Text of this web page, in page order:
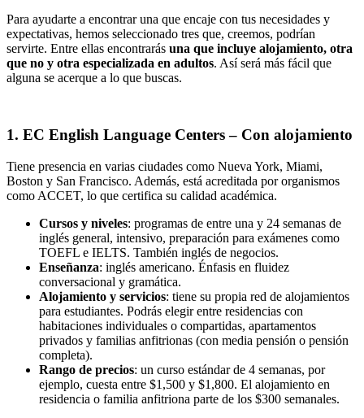
Para ayudarte a encontrar una que encaje con tus necesidades y
expectativas, hemos seleccionado tres que, creemos, podrían
servirte. Entre ellas encontrarás una que incluye alojamiento, otra
que no y otra especializada en adultos. Así será más fácil que
alguna se acerque a lo que buscas.
1. EC English Language Centers – Con alojamiento
Tiene presencia en varias ciudades como Nueva York, Miami,
Boston y San Francisco. Además, está acreditada por organismos
como ACCET, lo que certifica su calidad académica.
Cursos y niveles: programas de entre una y 24 semanas de
inglés general, intensivo, preparación para exámenes como
TOEFL e IELTS. También inglés de negocios.
Enseñanza: inglés americano. Énfasis en fluidez
conversacional y gramática.
Alojamiento y servicios: tiene su propia red de alojamientos
para estudiantes. Podrás elegir entre residencias con
habitaciones individuales o compartidas, apartamentos
privados y familias anfitrionas (con media pensión o pensión
completa).
Rango de precios: un curso estándar de 4 semanas, por
ejemplo, cuesta entre $1,500 y $1,800. El alojamiento en
residencia o familia anfitriona parte de los $300 semanales.